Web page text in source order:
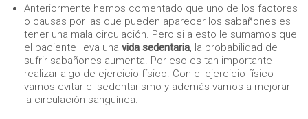
Anteriormente hemos comentado que uno de los factores
o causas por las que pueden aparecer los sabañones es
tener una mala circulación. Pero si a esto le sumamos que
el paciente lleva una vida sedentaria, la probabilidad de
sufrir sabañones aumenta. Por eso es tan importante
realizar algo de ejercicio físico. Con el ejercicio físico
vamos evitar el sedentarismo y además vamos a mejorar
la circulación sanguínea.